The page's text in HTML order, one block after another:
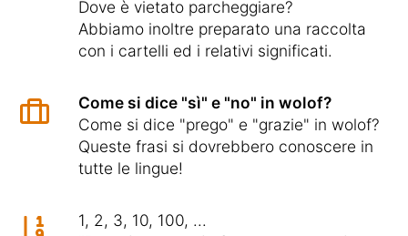
Dove è vietato parcheggiare?
Abbiamo inoltre preparato una raccolta
con i cartelli ed i relativi significati.
Come si dice "sì" e "no" in wolof?
Come si dice "prego" e "grazie" in wolof?
Queste frasi si dovrebbero conoscere in
tutte le lingue!
1, 2, 3, 10, 100, ...